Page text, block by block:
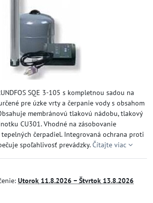
SQE 3-105 s kompletnou sadou na
pre úzke vrty a čerpanie vody s obsahom
membránovú tlakovú nádobu, tlakový
CU301. Vhodné na zásobovanie
čerpadiel. Integrovaná ochrana proti
spoľahlivosť prevádzky.Čítajte viac
Utorok 11.8.2026 − Štvrtok 13.8.2026